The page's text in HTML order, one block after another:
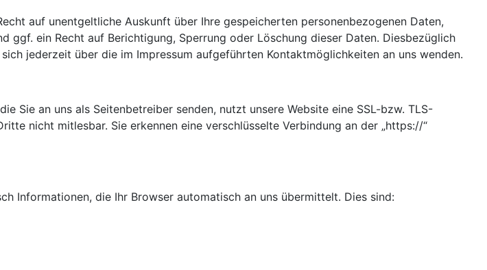
auf unentgeltliche Auskunft über Ihre gespeicherten personenbezogenen Daten,
ein Recht auf Berichtigung, Sperrung oder Löschung dieser Daten. Diesbezüglich
jederzeit über die im Impressum aufgeführten Kontaktmöglichkeiten an uns wenden.
Sie an uns als Seitenbetreiber senden, nutzt unsere Website eine SSL-bzw. TLS-
nicht mitlesbar. Sie erkennen eine verschlüsselte Verbindung an der „https://“
Informationen, die Ihr Browser automatisch an uns übermittelt. Dies sind: